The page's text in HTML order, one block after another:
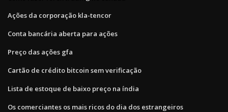
Ações da corporação kla-tencor
Conta bancária aberta para ações
Preço das ações gfa
Cartão de crédito bitcoin sem verificação
Lista de estoque de baixo preço na índia
Os comerciantes os mais ricos do dia dos estrangeiros